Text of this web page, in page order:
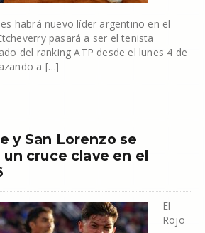
habrá nuevo líder argentino en el
pasará a ser el tenista
del ranking ATP desde el lunes 4 de
a […]
y San Lorenzo se
un cruce clave en el
El
Rojo